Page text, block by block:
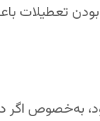
تعطیلات
به‌خصوص اگر